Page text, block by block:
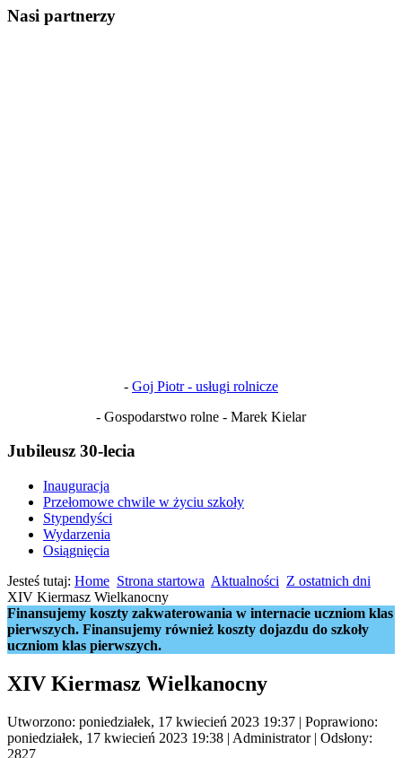
Nasi partnerzy
- Goj Piotr - usługi rolnicze
- Gospodarstwo rolne - Marek Kielar
Jubileusz 30-lecia
Inauguracja
Przełomowe chwile w życiu szkoły
Stypendyści
Wydarzenia
Osiągnięcia
Jesteś tutaj: Home Strona startowa Aktualności Z ostatnich dni
XIV Kiermasz Wielkanocny
Finansujemy koszty zakwaterowania w internacie uczniom klas
pierwszych. Finansujemy również koszty dojazdu do szkoły
uczniom klas pierwszych.
XIV Kiermasz Wielkanocny
Utworzono: poniedziałek, 17 kwiecień 2023 19:37 | Poprawiono:
poniedziałek, 17 kwiecień 2023 19:38 | Administrator| Odsłony:
2827